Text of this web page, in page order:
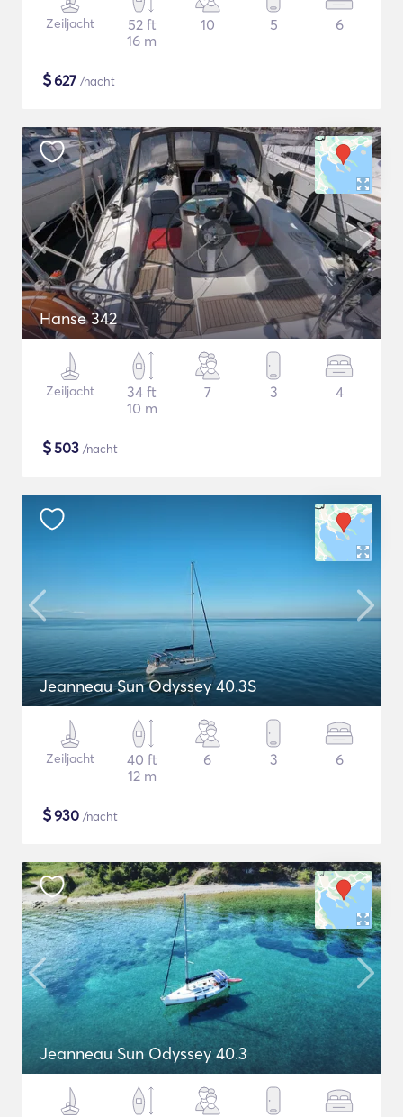
Zeiljacht
52 ft
16 m
10 5 6
$627 /nacht
Hanse 342
Zeiljacht
34 ft
10 m
7 3 4
$503 /nacht
Jeanneau Sun Odyssey 40.3S
Zeiljacht
40 ft
12 m
6 3 6
$930 /nacht
Jeanneau Sun Odyssey 40.3